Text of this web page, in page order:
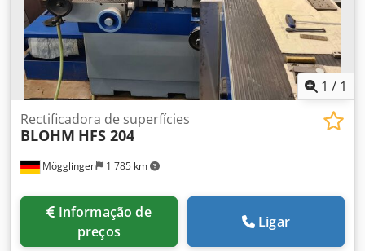
1 / 1
Mögglingen 1 785 km
Rectificadora de superfícies
BLOHM HFS 204
preços
Ligar